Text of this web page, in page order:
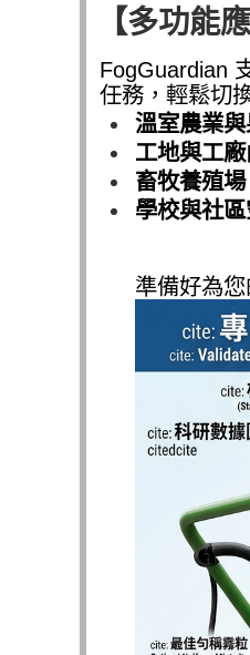
【多功能
FogGuardian
任務，輕鬆切
溫室農業
工地與工
畜牧養殖場
學校與社
準備好為